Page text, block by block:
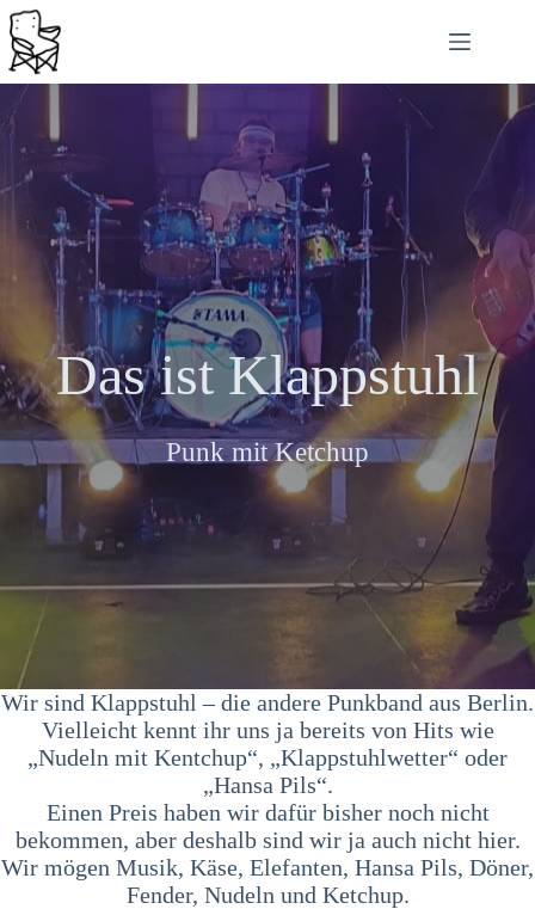
Zum
Inhalt
springen
Das ist Klappstuhl
Punk mit Ketchup
Wir sind Klappstuhl – die andere Punkband aus Berlin.
Vielleicht kennt ihr uns ja bereits von Hits wie
„Nudeln mit Kentchup“, „Klappstuhlwetter“ oder
„Hansa Pils“.
Einen Preis haben wir dafür bisher noch nicht
bekommen, aber deshalb sind wir ja auch nicht hier.
Wir mögen Musik, Käse, Elefanten, Hansa Pils, Döner,
Fender, Nudeln und Ketchup.